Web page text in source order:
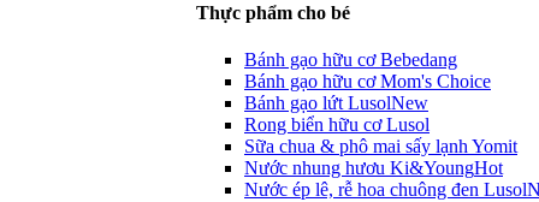
Thực phẩm cho bé
Bánh gạo hữu cơ Bebedang
Bánh gạo hữu cơ Mom's Choice
Bánh gạo lứt LusolNew
Rong biển hữu cơ Lusol
Sữa chua & phô mai sấy lạnh Yomit
Nước nhung hươu Ki&YoungHot
Nước ép lê, rễ hoa chuông đen Lusol